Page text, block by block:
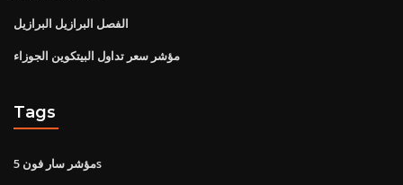
الفصل البرازيل البرازيل
مؤشر سعر تداول البيتكوين الجوزاء
Tags
مؤشر سار فون 5s